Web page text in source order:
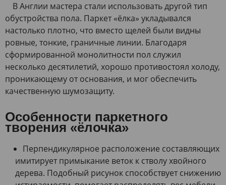
В Англии мастера стали использовать другой тип
обустройства пола. Паркет «ёлка» укладывался
настолько плотно, что вместо щелей были видны
ровные, тонкие, граничные линии. Благодаря
сформированной монолитности пол служил
несколько десятилетий, хорошо противостоял холоду,
проникающему от основания, и мог обеспечить
качественную шумозащиту.
Особенности паркетного
творения «ёлочка»
Перпендикулярное расположение составляющих
имитирует примыкание веток к стволу хвойного
дерева. Подобный рисунок способствует снижению